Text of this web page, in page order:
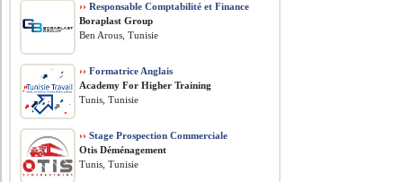
›› Responsable Comptabilité et Finance
Boraplast Group
Ben Arous, Tunisie
›› Formatrice Anglais
Academy For Higher Training
Tunis, Tunisie
›› Stage Prospection Commerciale
Otis Déménagement
Tunis, Tunisie